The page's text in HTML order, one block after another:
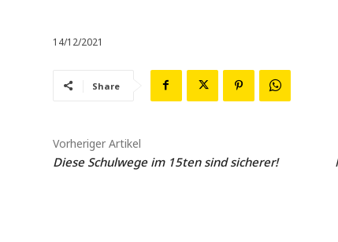
14/12/2021
Share
Vorheriger Artikel
Diese Schulwege im 15ten sind sicherer!